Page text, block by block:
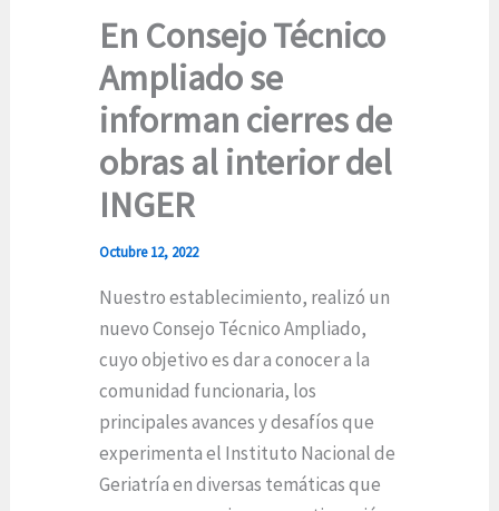
En Consejo Técnico
Ampliado se
informan cierres de
obras al interior del
INGER
Octubre 12, 2022
Nuestro establecimiento, realizó un
nuevo Consejo Técnico Ampliado,
cuyo objetivo es dar a conocer a la
comunidad funcionaria, los
principales avances y desafíos que
experimenta el Instituto Nacional de
Geriatría en diversas temáticas que